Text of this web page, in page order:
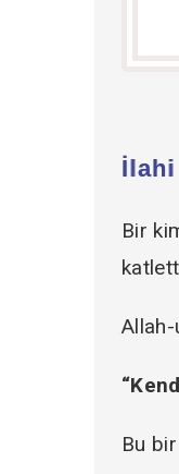
Bir
Allah-
Bu